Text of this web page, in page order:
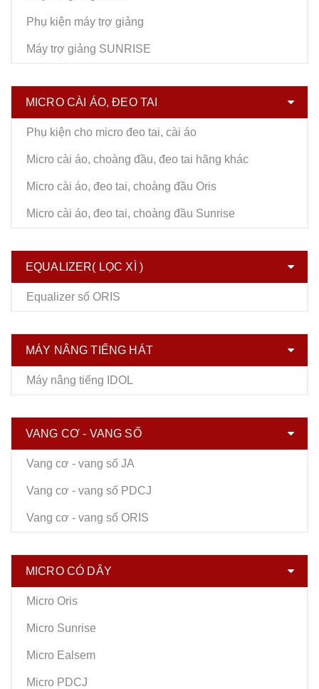
Phụ kiện máy trợ giảng
Máy trợ giảng SUNRISE
MICRO CÀI ÁO, ĐEO TAI
Phụ kiện cho micro đeo tai, cài áo
Micro cài áo, choàng đầu, đeo tai hãng khác
Micro cài áo, đeo tai, choàng đầu Oris
Micro cài áo, đeo tai, choàng đầu Sunrise
EQUALIZER( LỌC XÌ )
Equalizer số ORIS
MÁY NÂNG TIẾNG HÁT
Máy nâng tiếng IDOL
VANG CƠ - VANG SỐ
Vang cơ - vang số JA
Vang cơ - vang số PDCJ
Vang cơ - vang số ORIS
MICRO CÓ DÂY
Micro Oris
Micro Sunrise
Micro Ealsem
Micro PDCJ